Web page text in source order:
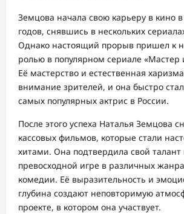
Земцова начала свою карьеру в кино
годов, снявшись в нескольких
Однако настоящий прорыв пришел к
ролью в популярном сериале «Мастер
Её мастерство и естественная
внимание зрителей, и она быстро
самых популярных актрис в России.
После этого успеха Наталья Земцова
кассовых фильмов, которые стали
хитами. Она подтвердила свой талант
превосходной игре в различных
комедии. Её выразительность и
глубина создают неповторимую
проекте, в котором она участвует.